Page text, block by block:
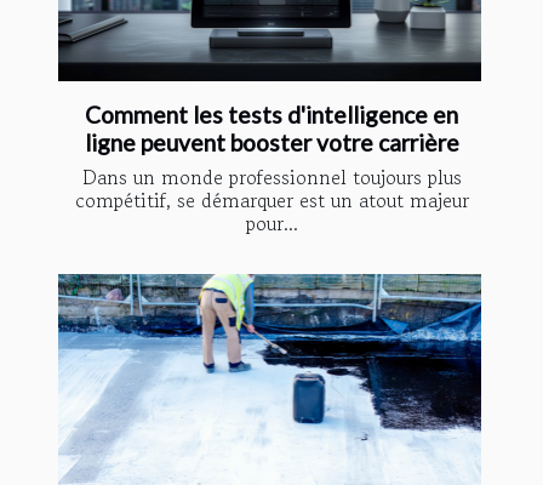
Comment les tests d'intelligence en
ligne peuvent booster votre carrière
Dans un monde professionnel toujours plus
compétitif, se démarquer est un atout majeur
pour...